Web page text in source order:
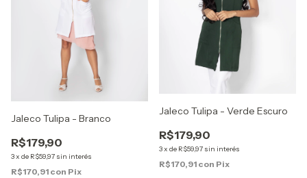
Jaleco Tulipa - Branco
R$179,90
3x de R$59,97 sin interés
R$170,91 con Pix
Jaleco Tulipa - Verde Escuro
R$179,90
3x de R$59,97 sin interés
R$170,91 con Pix